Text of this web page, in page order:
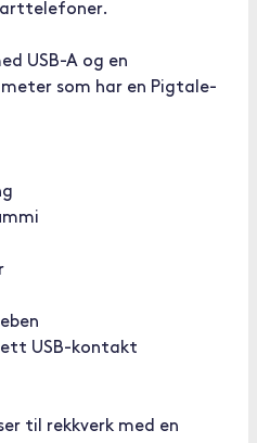
USB-A og en
som har en Pigtale-
USB-kontakt
til rekkverk med en